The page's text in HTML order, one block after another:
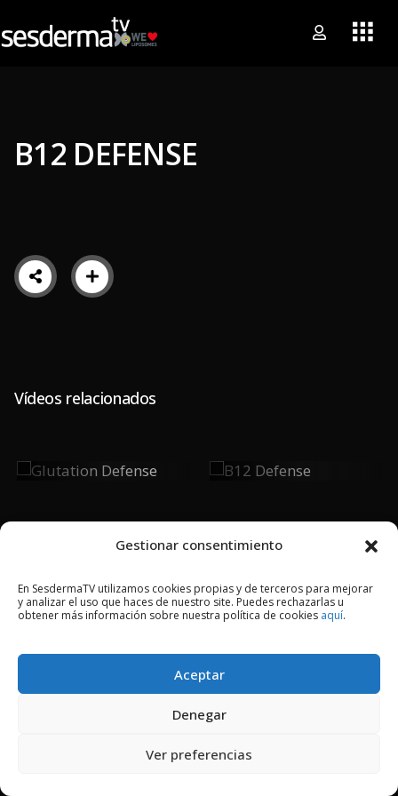
Gestionar consentimiento
En SesdermaTV utilizamos cookies propias y de terceros para mejorar
y analizar el uso que haces de nuestro site. Puedes rechazarlas u
obtener más información sobre nuestra política de cookies aquí.
Aceptar
Denegar
Ver preferencias
B12 DEFENSE
Vídeos relacionados
Glutation
B12 Defense
2018 © Copyright Sesderma SL
AVISO LEGAL
POLÍTICA DE PRIVACIDAD
COOKIES